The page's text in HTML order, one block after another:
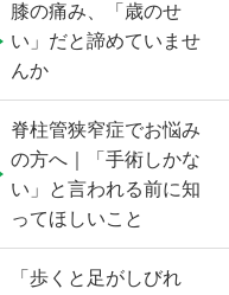
膝の痛み、「歳のせ
い」だと諦めていませ
んか
脊柱管狭窄症でお悩み
の方へ｜「手術しかな
い」と言われる前に知
ってほしいこと
「歩くと足がしびれ